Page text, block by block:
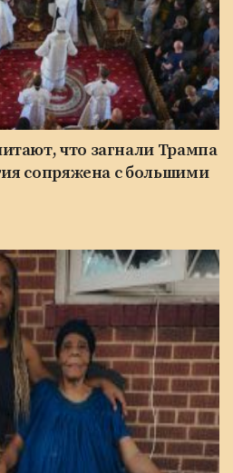
что загнали Трампа
сопряжена с большими